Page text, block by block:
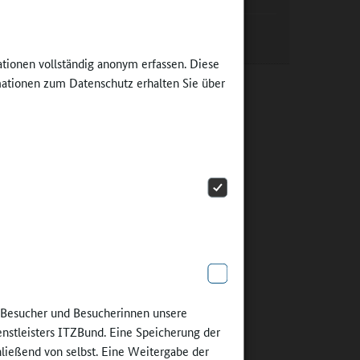
vollständig anonym erfassen. Diese
zum Datenschutz erhalten Sie über
und Besucherinnen unsere
ITZBund. Eine Speicherung der
von selbst. Eine Weitergabe der
hat
die
durch
mit
immer